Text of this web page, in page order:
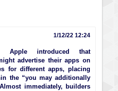
1/12/22 12:24
Apple introduced that
advertise their apps on
for different apps, placing
the “you may additionally
immediately, builders